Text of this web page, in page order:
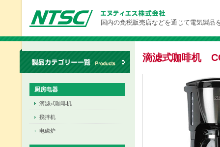
国内の免税販売店などを通じて電気製品
厨房电器
滴滤式咖啡机
搅拌机
电磁炉
滴滤式咖啡机